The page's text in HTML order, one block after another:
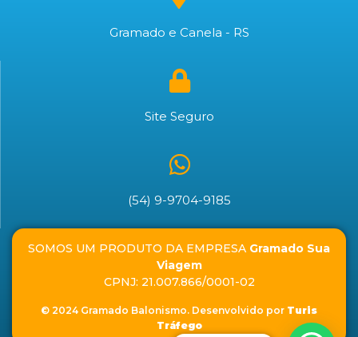
Gramado e Canela - RS
Site Seguro
(54) 9-9704-9185
SOMOS UM PRODUTO DA EMPRESA Gramado Sua
Viagem
CPNJ: 21.007.866/0001-02
© 2024 Gramado Balonismo. Desenvolvido por Turis
Tráfego